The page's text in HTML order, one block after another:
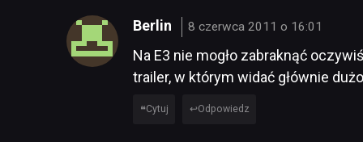
Berlin 8 czerwca 2011 o 16:01
Na E3 nie mogło zabraknąć
trailer, w którym widać głównie
Cytuj Odpowiedz